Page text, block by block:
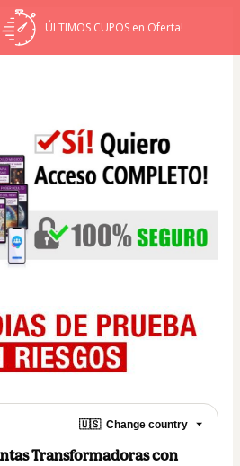
ÚLTIMOS CUPOS en Oferta!
🇺🇸 Change country
Transformadoras con